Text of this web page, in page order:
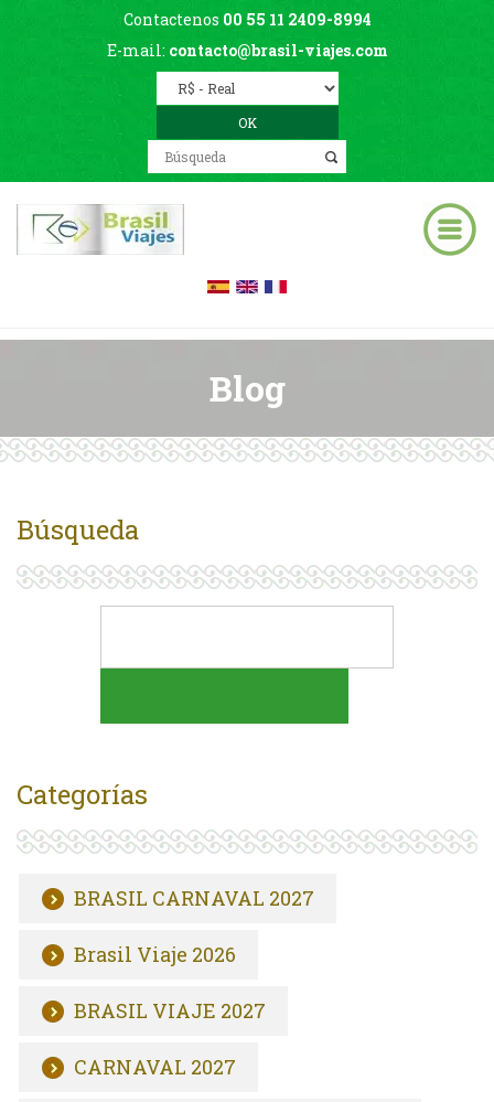
Contactenos 00 55 11 2409-8994
E-mail: contacto@brasil-viajes.com
Blog
Búsqueda
Categorías
BRASIL CARNAVAL 2027
Brasil Viaje 2026
BRASIL VIAJE 2027
CARNAVAL 2027